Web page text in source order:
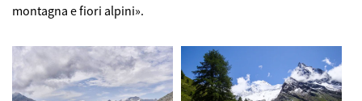
montagna e fiori alpini».